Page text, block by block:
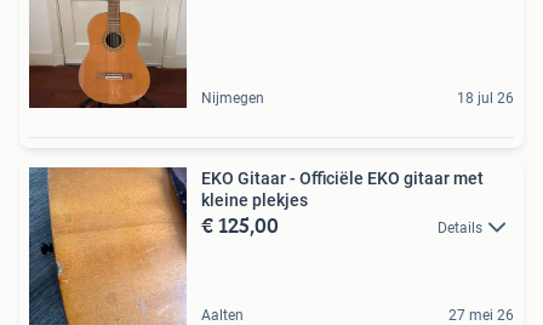
Nijmegen 18 jul 26
EKO Gitaar - Officiële EKO gitaar met
kleine plekjes
€ 125,00 Details
Aalten 27 mei 26